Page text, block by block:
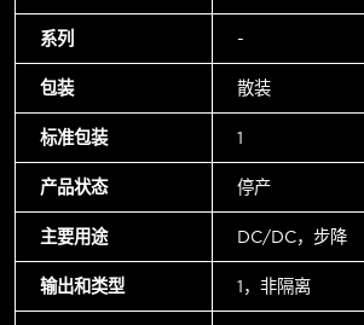
系列 -
包装 散装
标准包装 1
产品状态 停产
主要用途 DC/DC，步降
输出和类型 1，非隔离